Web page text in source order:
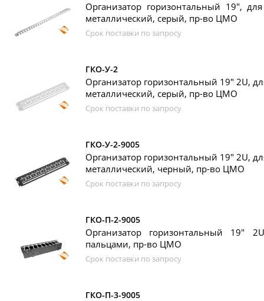
Организатор горизонтальный 19",
металлический, серый, пр-во ЦМО
Срок поставки по запросу
ГКО-У-2
Организатор горизонтальный 19" 2U,
металлический, серый, пр-во ЦМО
Срок поставки по запросу
ГКО-У-2-9005
Организатор горизонтальный 19" 2U,
металлический, черный, пр-во ЦМО
Срок поставки по запросу
ГКО-П-2-9005
Организатор горизонтальный 19"
пальцами, пр-во ЦМО
Срок поставки по запросу
ГКО-П-3-9005